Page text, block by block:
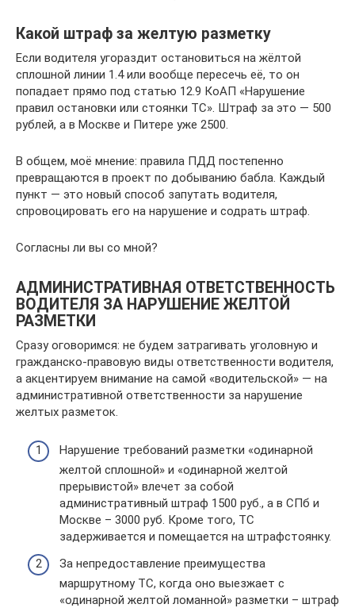
Какой штраф за желтую разметку
Если водителя угораздит остановиться на жёлтой
сплошной линии 1.4 или вообще пересечь её, то он
попадает прямо под статью 12.9 КоАП «Нарушение
правил остановки или стоянки ТС». Штраф за это — 500
рублей, а в Москве и Питере уже 2500.
В общем, моё мнение: правила ПДД постепенно
превращаются в проект по добыванию бабла. Каждый
пункт — это новый способ запутать водителя,
спровоцировать его на нарушение и содрать штраф.
Согласны ли вы со мной?
АДМИНИСТРАТИВНАЯ ОТВЕТСТВЕННОСТЬ
ВОДИТЕЛЯ ЗА НАРУШЕНИЕ ЖЕЛТОЙ
РАЗМЕТКИ
Сразу оговоримся: не будем затрагивать уголовную и
гражданско-правовую виды ответственности водителя,
а акцентируем внимание на самой «водительской» — на
административной ответственности за нарушение
желтых разметок.
Нарушение требований разметки «одинарной
желтой сплошной» и «одинарной желтой
прерывистой» влечет за собой
административный штраф 1500 руб., а в СПб и
Москве – 3000 руб. Кроме того, ТС
задерживается и помещается на штрафстоянку.
За непредоставление преимущества
маршрутному ТС, когда оно выезжает с
«одинарной желтой ломанной» разметки – штраф